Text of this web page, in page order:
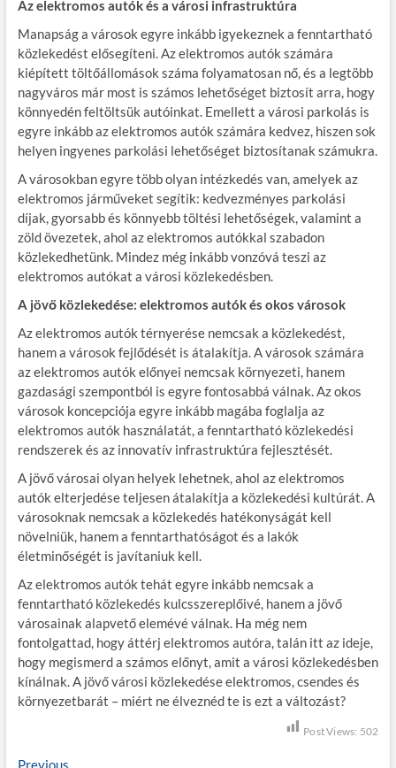
Az elektromos autók és a városi infrastruktúra
Manapság a városok egyre inkább igyekeznek a fenntartható
közlekedést elősegíteni. Az elektromos autók számára
kiépített töltőállomások száma folyamatosan nő, és a legtöbb
nagyváros már most is számos lehetőséget biztosít arra, hogy
könnyedén feltöltsük autóinkat. Emellett a városi parkolás is
egyre inkább az elektromos autók számára kedvez, hiszen sok
helyen ingyenes parkolási lehetőséget biztosítanak számukra.
A városokban egyre több olyan intézkedés van, amelyek az
elektromos járműveket segítik: kedvezményes parkolási
díjak, gyorsabb és könnyebb töltési lehetőségek, valamint a
zöld övezetek, ahol az elektromos autókkal szabadon
közlekedhetünk. Mindez még inkább vonzóvá teszi az
elektromos autókat a városi közlekedésben.
A jövő közlekedése: elektromos autók és okos városok
Az elektromos autók térnyerése nemcsak a közlekedést,
hanem a városok fejlődését is átalakítja. A városok számára
az elektromos autók előnyei nemcsak környezeti, hanem
gazdasági szempontból is egyre fontosabbá válnak. Az okos
városok koncepciója egyre inkább magába foglalja az
elektromos autók használatát, a fenntartható közlekedési
rendszerek és az innovatív infrastruktúra fejlesztését.
A jövő városai olyan helyek lehetnek, ahol az elektromos
autók elterjedése teljesen átalakítja a közlekedési kultúrát. A
városoknak nemcsak a közlekedés hatékonyságát kell
növelniük, hanem a fenntarthatóságot és a lakók
életminőségét is javítaniuk kell.
Az elektromos autók tehát egyre inkább nemcsak a
fenntartható közlekedés kulcsszereplőivé, hanem a jövő
városainak alapvető elemévé válnak. Ha még nem
fontolgattad, hogy áttérj elektromos autóra, talán itt az ideje,
hogy megismerd a számos előnyt, amit a városi közlekedésben
kínálnak. A jövő városi közlekedése elektromos, csendes és
környezetbarát – miért ne élveznéd te is ezt a változást?
Post Views: 502
Previous